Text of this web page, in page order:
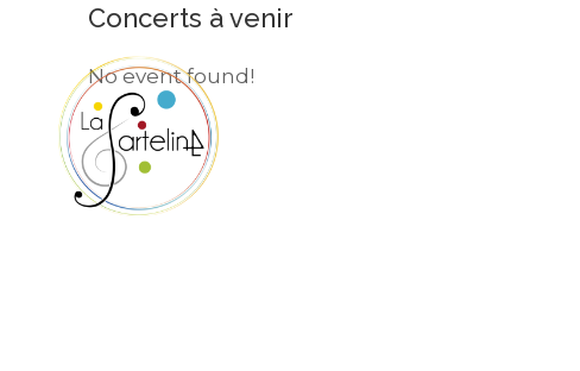
Concerts à venir
No event found!